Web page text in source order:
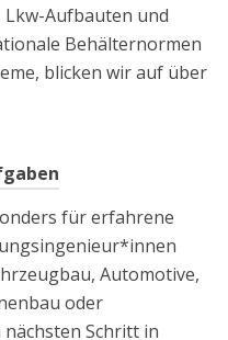
Aufbauten und
Behälternormen
blicken wir auf über
für erfahrene
Automotive,
oder
Schritt in